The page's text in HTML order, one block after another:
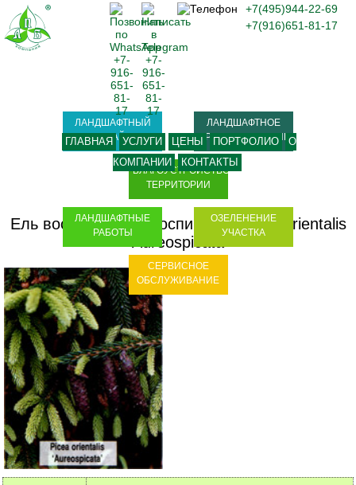
Ель восточная Ауреоспиката - Picea orientalis
Aureospicata
+7(495)944-22-69
+7(916)651-81-17
ГЛАВНАЯ УСЛУГИ ЦЕНЫ ПОРТФОЛИО
О
КОМПАНИИ
КОНТАКТЫ
ЛАНДШАФТНЫЙ
ДИЗАЙН
ЛАНДШАФТНОЕ
ПРОЕКТИРОВАНИЕ
БЛАГОУСТРОЙСТВО
ТЕРРИТОРИИ
ЛАНДШАФТНЫЕ
РАБОТЫ
ОЗЕЛЕНЕНИЕ
УЧАСТКА
СЕРВИСНОЕ
ОБСЛУЖИВАНИЕ